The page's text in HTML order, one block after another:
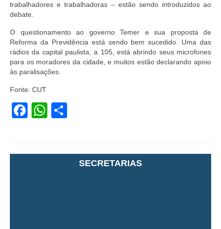
trabalhadores e trabalhadoras – estão sendo introduzidos ao
debate.
O questionamento ao governo Temer e sua proposta de
Reforma da Previdência está sendo bem sucedido. Uma das
rádios da capital paulista, a 105, está abrindo seus microfones
para os moradores da cidade, e muitos estão declarando apoio
às paralisações.
Fonte: CUT
Facebook
WhatsApp
SECRETARIAS